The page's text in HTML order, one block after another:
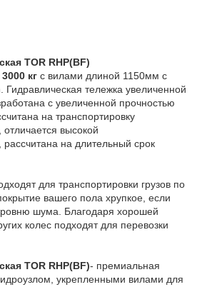
TOR RHP(BF)
кг с вилами длиной 1150мм с
тележка увеличенной
с увеличенной прочностью
на транспортировку
отличается высокой
рассчитана на длительный срок
для транспортировки грузов по
вашего пола хрупкое, если
шума. Благодаря хорошей
колес подходят для перевозки
TOR RHP(BF)- премиальная
укрепленными вилами для